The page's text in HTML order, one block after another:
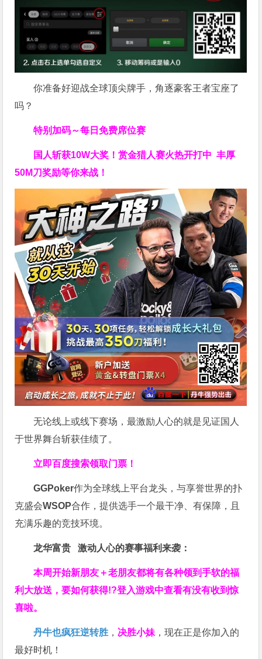
你准备好迎战全球顶尖牌手，角逐豪客王者宝座了
吗？
特别加码～每日免费席位赛
国人斩获10W大奖！赏金猎人赛火热开打中 丰厚
50M刀奖励等你来战！
无论线上或线下赛场，最激励人心的就是见证国人
于世界舞台斩获佳绩了。
立即百度搜索领取门票！
GGPoker作为全球线上平台龙头，与享誉世界的扑
克盛会WSOP合作，提供选手一个最干净、有保障，且
充满乐趣的竞技环境。
龙华富贵 激动人心的赛事福利来袭：
本周开始新朋友＋老朋友都将有各种领到手软的福
利大放送，要如何获得!?登入游戏中查看有没有收到惊
喜啦。
丹牛也疯狂逆转胜 ， 决胜小妹 ，现在正是你加入的
最好时机！